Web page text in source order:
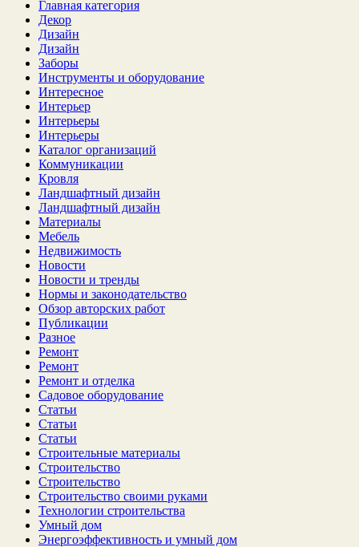
Главная категория
Декор
Дизайн
Дизайн
Заборы
Инструменты и оборудование
Интересное
Интерьер
Интерьеры
Интерьеры
Каталог организаций
Коммуникации
Кровля
Ландшафтный дизайн
Ландшафтный дизайн
Материалы
Мебель
Недвижимость
Новости
Новости и тренды
Нормы и законодательство
Обзор авторских работ
Публикации
Разное
Ремонт
Ремонт
Ремонт и отделка
Садовое оборудование
Статьи
Статьи
Статьи
Строительные материалы
Строительство
Строительство
Строительство своими руками
Технологии строительства
Умный дом
Энергоэффективность и умный дом